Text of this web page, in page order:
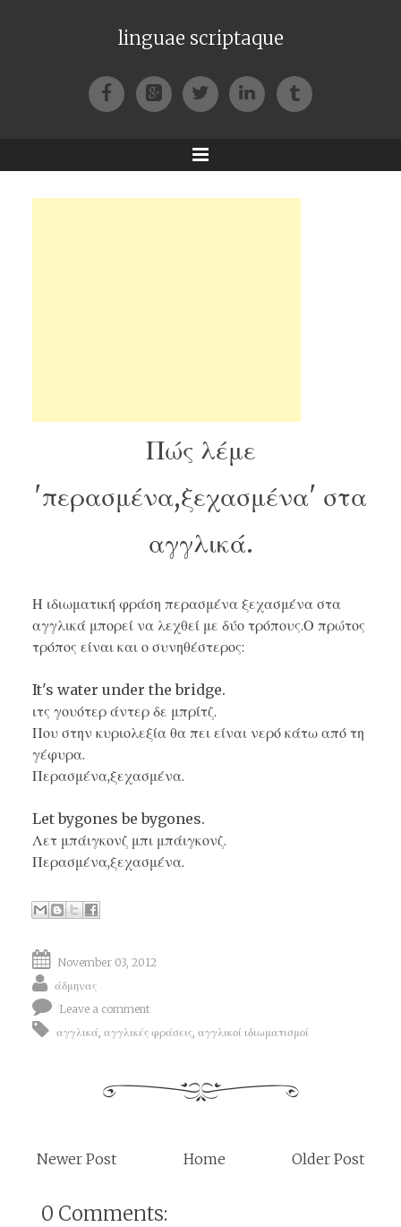
linguae scriptaque
FacebookGoogle+TwitterLinkedIn
Tumblr
Menu
Πώς λέμε
'περασμένα,ξεχασμένα' στα
αγγλικά.
Η ιδιωματική φράση περασμένα ξεχασμένα στα
αγγλικά μπορεί να λεχθεί με δύο τρόπους.Ο πρώτος
τρόπος είναι και ο συνηθέστερος:
It's water under the bridge.
ιτς γουότερ άντερ δε μπρίτζ.
Που στην κυριολεξία θα πει είναι νερό κάτω από τη
γέφυρα.
Περασμένα,ξεχασμένα.
Let bygones be bygones.
Λετ μπάιγκονζ μπι μπάιγκονζ.
Περασμένα,ξεχασμένα.
November 03, 2012
άδμηνας
Leave a comment
αγγλικά, αγγλικές φράσεις, αγγλικοί ιδιωματισμοί
Newer Post Older Post
Home
0 Comments: